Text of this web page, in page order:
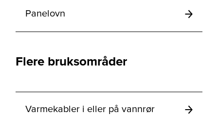
Panelovn
Flere bruksområder
Varmekabler i eller på vannrør